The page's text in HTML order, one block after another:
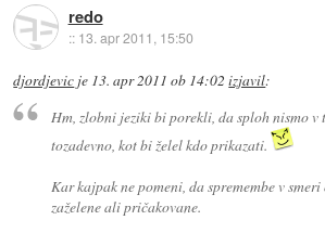
redo
:: 13. apr 2011, 15:50
djordjevic je 13. apr 2011 ob 14:02 izjavil:
Hm, zlobni jeziki bi porekli, da sploh nismo v
tozadevno, kot bi želel kdo prikazati.
Kar kajpak ne pomeni, da spremembe v
zaželene ali pričakovane.